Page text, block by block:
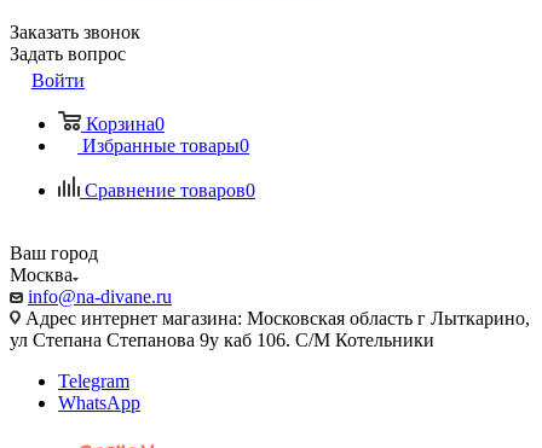
Заказать звонок
Задать вопрос
Войти
Корзина0
Избранные товары0
Сравнение товаров0
Ваш город
Москва
info@na-divane.ru
Адрес интернет магазина: Московская область г Лыткарино,
ул Степана Степанова 9у каб 106. С/М Котельники
Telegram
WhatsApp